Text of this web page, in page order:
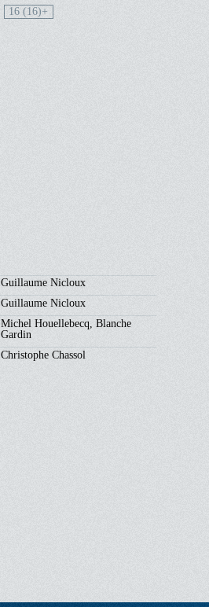
16 (16)
Guillaume Nicloux
Guillaume Nicloux
Michel Houellebecq, Blanche
Gardin
Christophe Chassol